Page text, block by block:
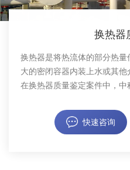
换热器
换热器是将热流体的部分热
大的密闭容器内装上水或其他
在换热器质量鉴定案件中，中
快速咨询